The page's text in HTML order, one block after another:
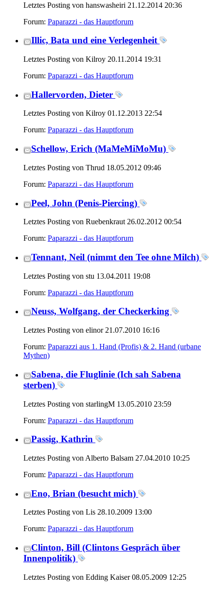
Letztes Posting von hanswasheiri 21.12.2014 20:36
Forum: Paparazzi - das Hauptforum
Illic, Bata und eine Verlegenheit
Letztes Posting von Kilroy 20.11.2014 19:31
Forum: Paparazzi - das Hauptforum
Hallervorden, Dieter
Letztes Posting von Kilroy 01.12.2013 22:54
Forum: Paparazzi - das Hauptforum
Schellow, Erich (MaMeMiMoMu)
Letztes Posting von Thrud 18.05.2012 09:46
Forum: Paparazzi - das Hauptforum
Peel, John (Penis-Piercing)
Letztes Posting von Ruebenkraut 26.02.2012 00:54
Forum: Paparazzi - das Hauptforum
Tennant, Neil (nimmt den Tee ohne Milch)
Letztes Posting von stu 13.04.2011 19:08
Forum: Paparazzi - das Hauptforum
Neuss, Wolfgang, der Checkerking
Letztes Posting von elinor 21.07.2010 16:16
Forum: Paparazzi aus 1. Hand (Profis) & 2. Hand (urbane
Mythen)
Sabena, die Fluglinie (Ich sah Sabena
sterben)
Letztes Posting von starlingM 13.05.2010 23:59
Forum: Paparazzi - das Hauptforum
Passig, Kathrin
Letztes Posting von Alberto Balsam 27.04.2010 10:25
Forum: Paparazzi - das Hauptforum
Eno, Brian (besucht mich)
Letztes Posting von Lis 28.10.2009 13:00
Forum: Paparazzi - das Hauptforum
Clinton, Bill (Clintons Gespräch über
Innenpolitik)
Letztes Posting von Edding Kaiser 08.05.2009 12:25